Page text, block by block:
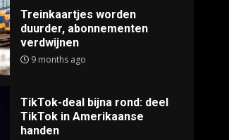
Treinkaartjes worden
duurder, abonnementen
verdwijnen
9 months ago
TikTok-deal bijna rond: deel
TikTok in Amerikaanse
handen